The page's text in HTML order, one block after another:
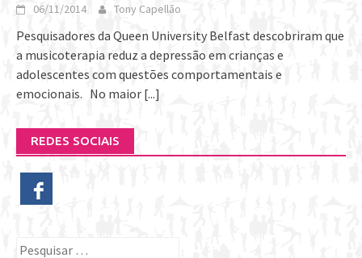
06/11/2014 Tony Capellão
Pesquisadores da Queen University Belfast descobriram que
a musicoterapia reduz a depressão em crianças e
adolescentes com questões comportamentais e
emocionais. No maior [...]
REDES SOCIAIS
Pesquisar